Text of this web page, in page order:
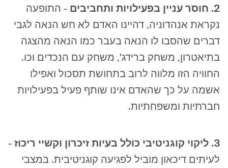
2. חוסר עניין בפעילויות ותחביבים
- התופעה
נקראת אנהדוניה, דהיינו האדם לא חש הנאה לגבי
דברים שהסבו לו הנאה בעבר כמו הנאה מהצגה
בתיאטרון, משחק ברידג', משחק עם הנכדים וכו.
החוויה הזו מלווה לרוב בתחושת תסכול ואפילו
אשמה על כך שהאדם אינו שותף פעיל בפעילויות
חברתיות ומשפחתיות.
3. ליקוי קוגניטיבי כולל בעיות זיכרון וקשיי ריכוז
-
לעיתים דיכאון מוביל לפגיעה קוגניטיבית. במצבי